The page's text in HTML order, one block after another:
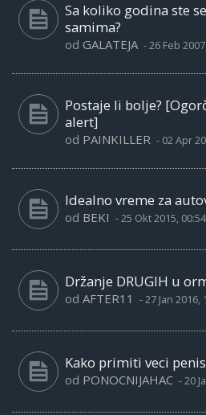
Sa koliko godina ste
samima?
od GALATEJA -26 Feb
Postaje li bolje?
alert]
od PAINKILLER - 02 Apr
Idealno vreme za
od BEKI -25 Okt 2015, 00:54
Držanje DRUGIH u
od AFTER11 -27 Jan 2016,
Kako primiti veci
od PONOCNIJAHAC -20